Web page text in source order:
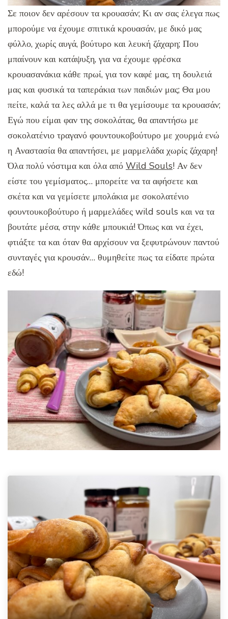
Σε ποιον δεν αρέσουν τα κρουασάν; Κι αν σας έλεγα πως
μπορούμε να έχουμε σπιτικά κρουασάν, με δικό μας
φύλλο, χωρίς αυγά, βούτυρο και λευκή ζάχαρη; Που
μπαίνουν και κατάψυξη, για να έχουμε φρέσκα
κρουασανάκια κάθε πρωί, για τον καφέ μας, τη δουλειά
μας και φυσικά τα ταπεράκια των παιδιών μας; Θα μου
πείτε, καλά τα λες αλλά με τι θα γεμίσουμε τα κρουασάν;
Εγώ που είμαι φαν της σοκολάτας, θα απαντήσω με
σοκολατένιο τραγανό φουντουκοβούτυρο με χουρμά ενώ
η Αναστασία θα απαντήσει, με μαρμελάδα χωρίς ζάχαρη!
Όλα πολύ νόστιμα και όλα από Wild Souls! Αν δεν
είστε του γεμίσματος… μπορείτε να τα αφήσετε και
σκέτα και να γεμίσετε μπολάκια με σοκολατένιο
φουντουκοβούτυρο ή μαρμελάδες wild souls και να τα
βουτάτε μέσα, στην κάθε μπουκιά! Όπως και να έχει,
φτιάξτε τα και όταν θα αρχίσουν να ξεφυτρώνουν παντού
συνταγές για κρουσάν… θυμηθείτε πως τα είδατε πρώτα
εδώ!